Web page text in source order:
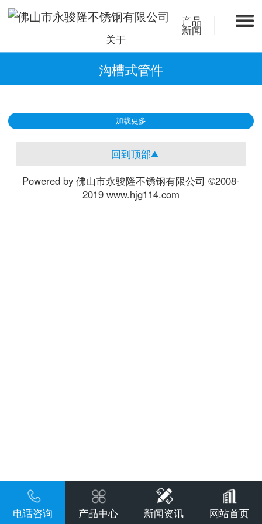
产品
新闻
关于
沟槽式管件
加载更多
回到顶部
Powered by 佛山市永骏隆不锈钢有限公司 ©2008-
2019 www.hjg114.com
电话咨询 产品中心 新闻资讯 网站首页